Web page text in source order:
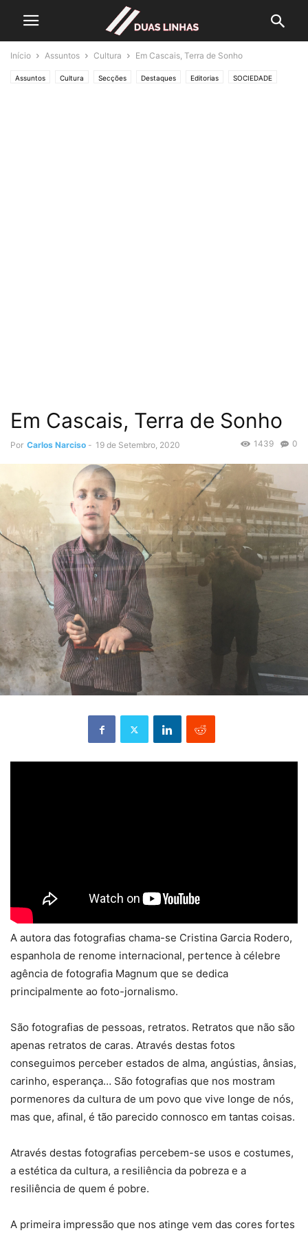
Início Assuntos Cultura Em Cascais, Terra de Sonho
Assuntos Cultura Secções Destaques Editorias SOCIEDADE
Em Cascais, Terra de Sonho
Por Carlos Narciso - 19 de Setembro, 2020 0
1439
A autora das fotografias chama-se Cristina Garcia Rodero,
espanhola de renome internacional, pertence à célebre
agência de fotografia Magnum que se dedica
principalmente ao foto-jornalismo.
São fotografias de pessoas, retratos. Retratos que não são
apenas retratos de caras. Através destas fotos
conseguimos perceber estados de alma, angústias, ânsias,
carinho, esperança… São fotografias que nos mostram
pormenores da cultura de um povo que vive longe de nós,
mas que, afinal, é tão parecido connosco em tantas coisas.
Através destas fotografias percebem-se usos e costumes,
a estética da cultura, a resiliência da pobreza e a
resiliência de quem é pobre.
A primeira impressão que nos atinge vem das cores fortes